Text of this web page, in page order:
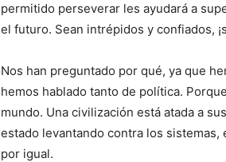
permitido perseverar les ayudará a
el futuro. Sean intrépidos y confiados,
Nos han preguntado por qué, ya que
hemos hablado tanto de política.
mundo. Una civilización está atada a
estado levantando contra los
por igual.